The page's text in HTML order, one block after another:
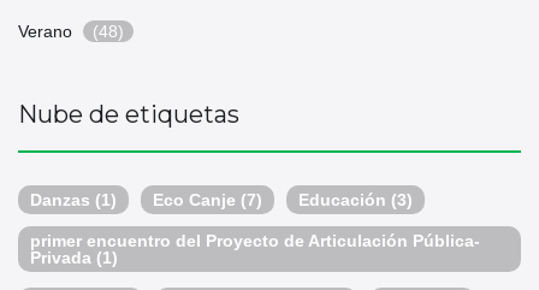
Verano (48)
Nube de etiquetas
Danzas (1) Eco Canje (7) Educación (3)
primer encuentro del Proyecto de Articulación Pública-
Privada (1)